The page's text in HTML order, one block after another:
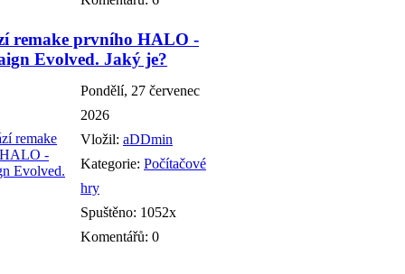
remake prvního HALO -
Evolved. Jaký je?
Pondělí, 27 červenec
2026
Vložil: aDDmin
Kategorie: Počítačové
hry
Spuštěno: 1052x
Komentářů: 0